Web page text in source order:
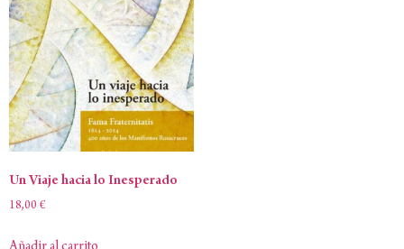
Un Viaje hacia lo Inesperado
18,00 €